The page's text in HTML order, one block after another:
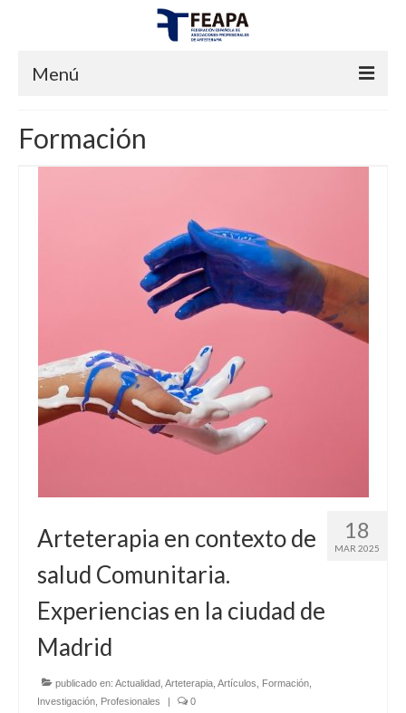
Menú
JUNTA DIRECTIVA
CERTIFICACIONES
ESTATUTOS
¿QUÉ ENTENDEMOS POR ARTETERAPIA?
PREGUNTAS FRECUENTES
CÓDIGO ÉTICO
ASOCIACIONES FEDERADAS
AFIA
ANDART
ATe
MURART
ACTIVIDADES DE ARTETERAPIA
CONGRESOS DE ARTETERAPIA
Formación
18
MAR 2025
Arteterapia en contexto de
salud Comunitaria.
Experiencias en la ciudad de
Madrid
publicado en: Actualidad Arteterapia Artículos Formación
Investigación Profesionales | 0